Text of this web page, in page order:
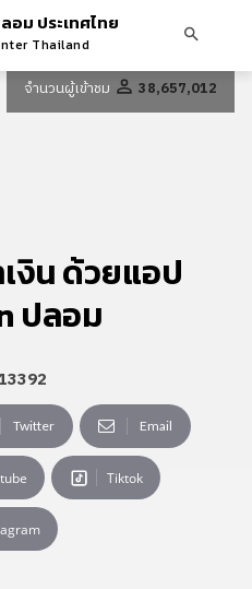
ม ประเทศไทย
Thailand
จำนวนผู้เข้าชม 38,657,012
งิน ด้วยแอป
ปลอม
Twitter Email
Tiktok